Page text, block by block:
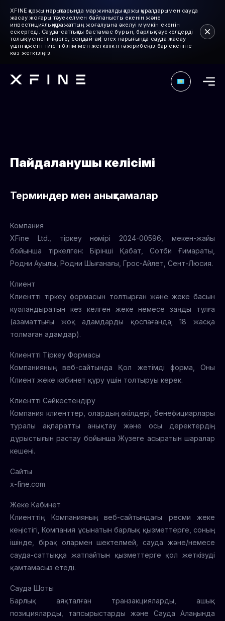
XFINE қаржы нарықтарында маржиналды қаржы құралдарымен сауда
жасау жоғары тәуекелмен байланысты екенін және
инвестициялық қаражаттың жоғалуына әкелуі мүмкін екенін
ескертеді. Сауда-саттықты бастамас бұрын, барлық тәуекелдерді
толық түсінетініңізге, сондай-ақ Forex нарығында сауда жасау
үшін қажетті тиісті білім мен жеткілікті тәжірибеңіз бар екеніне
көз жеткізіңіз.
Пайдаланушы келісімі
Терминдер мен анықтамалар
Компания
XFine Ltd., тіркеу нөмірі 2024-00596, мекен-жайы
бойынша тіркелген: Бірінші Қабат, Сотби Ғимараты,
Родни Ауылы, Родни Шығанағы, Грос-Айлет, Сент-Люсия.
Клиент
Клиентті тіркеу формасын толтырған және жеке басын
куәландыратын кез келген жеке немесе заңды тұлға
(азаматтығы жоқ адамдарды қоспағанда; 18 жасқа
толмаған адамдар).
Клиентті Тіркеу Формасы
Компанияның веб-сайтында Қол жетімді форма, Оны
Клиент жеке кабинет құру үшін толтыруы керек.
Клиентті Сәйкестендіру
Компания клиенттер, олардың өкілдері, бенефициарлары
туралы ақпаратты анықтау және осы деректердің
дұрыстығын растау бойынша Жүзеге асыратын шаралар
кешені.
Сайты
x-fine.com
Жеке Кабинет
Клиенттің Компанияның веб-сайтындағы ресми жеке
кеңістігі, Компания ұсынатын барлық қызметтерге, соның
ішінде, бірақ олармен шектелмей, сауда және/немесе
сауда-саттыққа жатпайтын қызметтерге қол жеткізуді
қамтамасыз етеді.
Сауда Шоты
Барлық аяқталған транзакцияларды, ашық
позицияларды, тапсырыстарды және Сауда Алаңында